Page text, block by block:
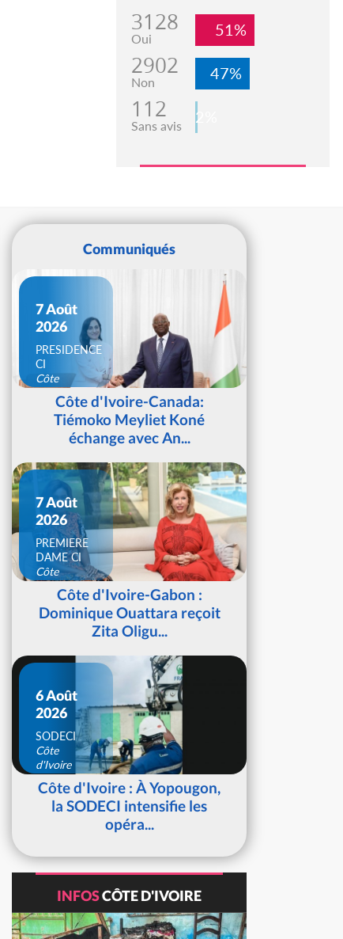
3128
Oui 51%
2902
Non 47%
112
Sans avis 2%
Communiqués
7 Août
2026
PRESIDENCE
CI
Côte
d'IvoireCôte d'Ivoire-Canada:
Tiémoko Meyliet Koné
échange avec An...
7 Août
2026
PREMIERE
DAME CI
Côte
d'IvoireCôte d'Ivoire-Gabon :
Dominique Ouattara reçoit
Zita Oligu...
6 Août
2026
SODECI
Côte
d'Ivoire
Côte d'Ivoire : À Yopougon,
la SODECI intensifie les
opéra...
INFOSCÔTE D'IVOIRE